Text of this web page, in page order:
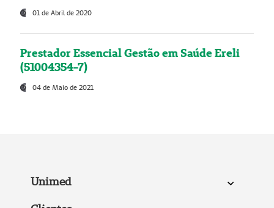
01 de Abril de 2020
Prestador Essencial Gestão em Saúde Ereli
(51004354-7)
04 de Maio de 2021
Unimed